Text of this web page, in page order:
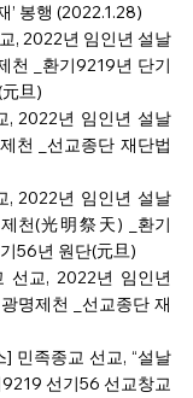
’ 봉행 (2022.1.28)
, 2022년 임인년 설날
천 _환기9219년 단기
旦)
, 2022년 임인년 설날
천 _선교종단 재단법
, 2022년 임인년 설날
천(光明祭天) _환기
56년 원단(元旦)
선교, 2022년 임인년
명제천 _선교종단 재
] 민족종교 선교, “설날
선기56 선교창교